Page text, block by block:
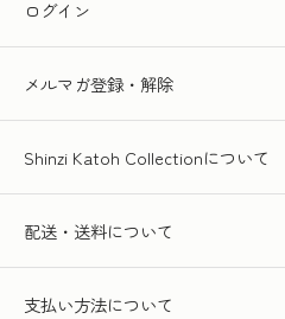
ログイン
メルマガ登録・解除
Shinzi Katoh Collectionについて
配送・送料について
支払い方法について